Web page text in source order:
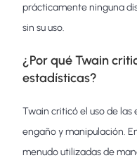
prácticamente ninguna
sin su uso.
¿Por qué Twain
estadísticas?
Twain criticó el uso de
engaño y manipulación.
menudo utilizadas de